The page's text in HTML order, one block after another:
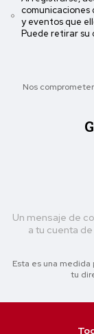
comunicaciones
y eventos que
Puede retirar su
Nos
Un mensaje de
a tu cuenta
Esta es una
tu